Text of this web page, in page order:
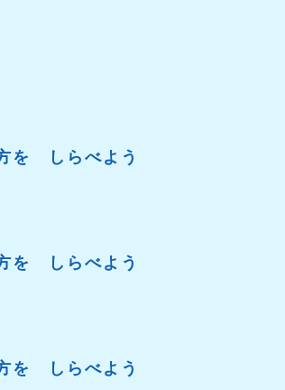
を しらべよう
を しらべよう
を しらべよう